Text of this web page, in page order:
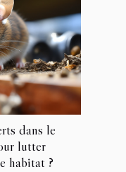
dans le
lutter
habitat ?